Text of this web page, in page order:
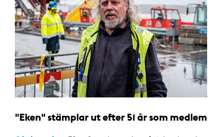
"Eken" stämplar ut efter 51 år som medlem